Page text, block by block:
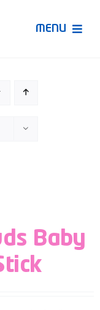
MENU
Baby